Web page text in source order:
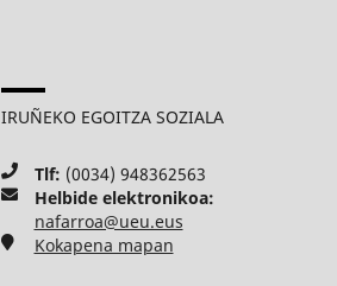
IRUÑEKO EGOITZA SOZIALA
Tlf: (0034) 948362563
Helbide elektronikoa:
nafarroa@ueu.eus
Kokapena mapan